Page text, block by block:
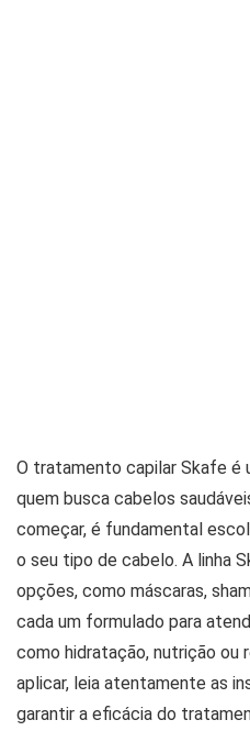
O tratamento capilar Skafe é
quem busca cabelos
começar, é fundamental
o seu tipo de cabelo. A linha
opções, como máscaras,
cada um formulado para
como hidratação, nutrição ou
aplicar, leia atentamente as
garantir a eficácia do